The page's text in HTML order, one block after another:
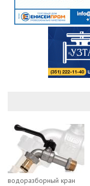
водоразборный кран